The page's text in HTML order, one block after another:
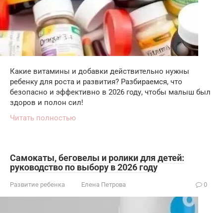
Какие витамины и добавки действительно нужны
ребенку для роста и развития? Разбираемся, что
безопасно и эффективно в 2026 году, чтобы малыш был
здоров и полон сил!
Читать полностью
Самокаты, беговелы и ролики для детей:
руководство по выбору в 2026 году
Развитие ребенка Елена Петрова 0